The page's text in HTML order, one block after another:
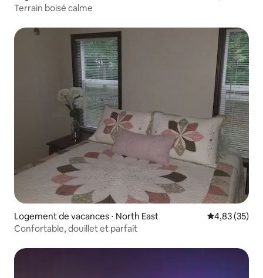
Terrain boisé calme
Logement de vacances ⋅ North East Évaluation
4,83 (35)
Confortable, douillet et parfait